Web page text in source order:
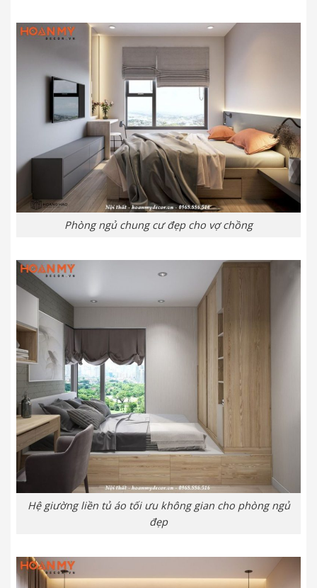
Phòng ngủ chung cư đẹp cho vợ chồng
Hệ giường liền tủ áo tối ưu không gian cho phòng ngủ
đẹp